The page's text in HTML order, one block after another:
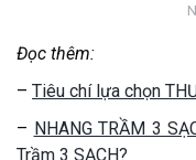
Đọc thêm:
– Tiêu chí lựa chọn
– NHANG TRẦM 3
Trầm 3 SẠCH?